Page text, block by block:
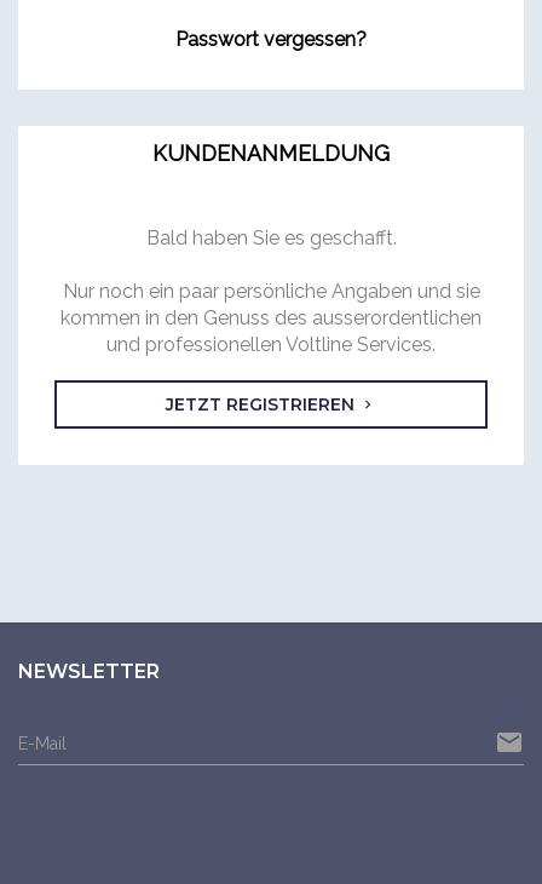
Passwort vergessen?
KUNDENANMELDUNG
Bald haben Sie es geschafft.
Nur noch ein paar persönliche Angaben und sie
kommen in den Genuss des ausserordentlichen
und professionellen Voltline Services.
JETZT REGISTRIEREN chevron_right
NEWSLETTER
E-Mail email